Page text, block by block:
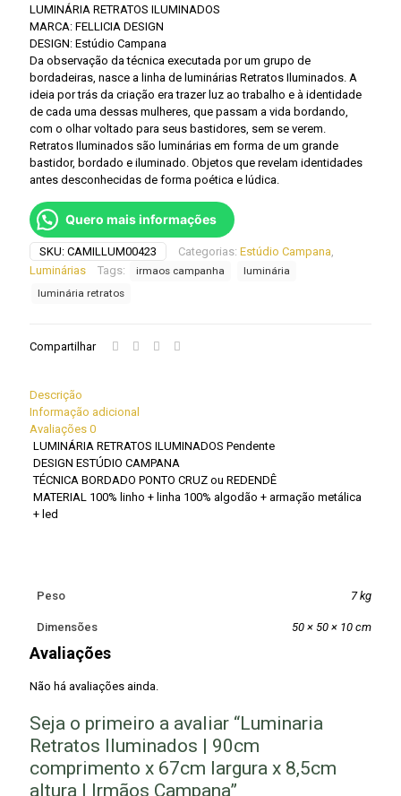
LUMINÁRIA RETRATOS ILUMINADOS
MARCA: FELLICIA DESIGN
DESIGN: Estúdio Campana
Da observação da técnica executada por um grupo de
bordadeiras, nasce a linha de luminárias Retratos Iluminados. A
ideia por trás da criação era trazer luz ao trabalho e à identidade
de cada uma dessas mulheres, que passam a vida bordando,
com o olhar voltado para seus bastidores, sem se verem.
Retratos Iluminados são luminárias em forma de um grande
bastidor, bordado e iluminado. Objetos que revelam identidades
antes desconhecidas de forma poética e lúdica.
Quero mais informações
SKU: CAMILLUM00423 Categorias: Estúdio Campana,
Luminárias
Tags: irmaos campanha
luminária
luminária retratos
Compartilhar
Descrição
Informação adicional
Avaliações 0
LUMINÁRIA RETRATOS ILUMINADOS Pendente
DESIGN ESTÚDIO CAMPANA
TÉCNICA BORDADO PONTO CRUZ ou REDENDÊ
MATERIAL 100% linho + linha 100% algodão + armação metálica
+ led
Peso 7 kg
Dimensões 50 × 50 × 10 cm
Avaliações
Não há avaliações ainda.
Seja o primeiro a avaliar “Luminaria
Retratos Iluminados | 90cm
comprimento x 67cm largura x 8,5cm
altura | Irmãos Campana”